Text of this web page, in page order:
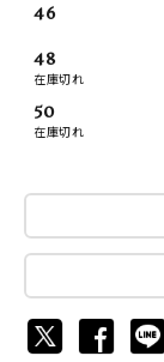
46
48
在庫切れ
50
在庫切れ